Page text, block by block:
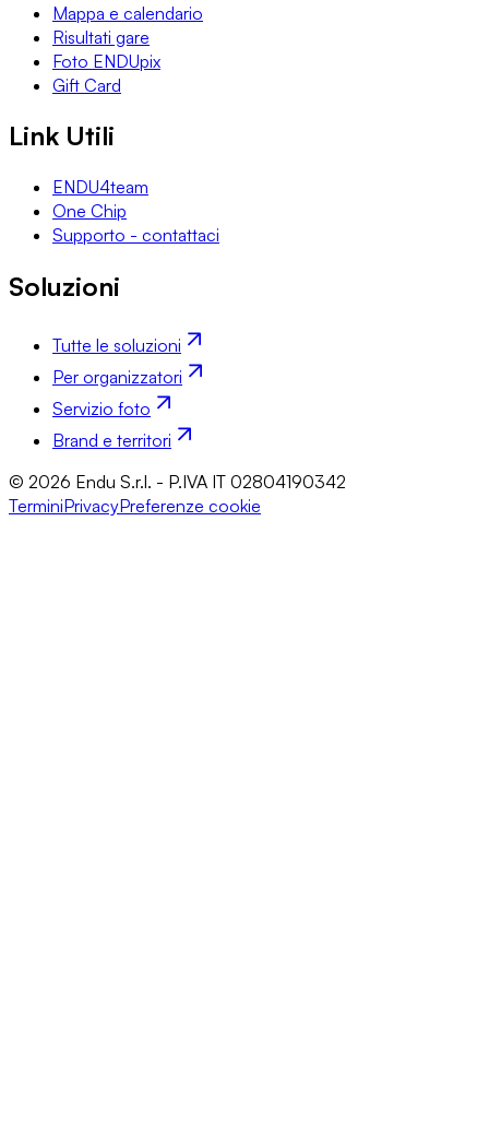
Mappa e calendario
Risultati gare
Foto ENDUpix
Gift Card
Link Utili
ENDU4team
One Chip
Supporto - contattaci
Soluzioni
Tutte le soluzioni
Per organizzatori
Servizio foto
Brand e territori
© 2026 Endu S.r.l. - P.IVA IT 02804190342
TerminiPrivacyPreferenze cookie